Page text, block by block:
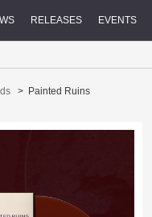
RELEASES EVENTS
Painted Ruins